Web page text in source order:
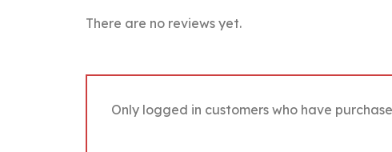
There are no reviews yet.
Only logged in customers who have